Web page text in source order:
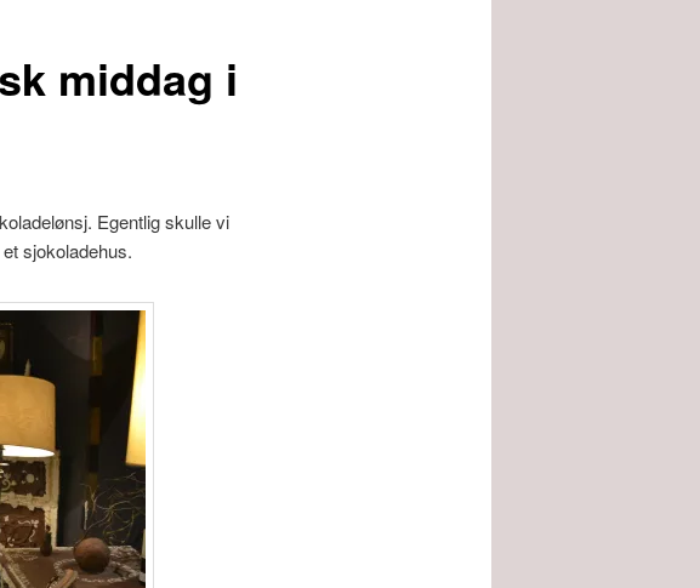
middag i
Egentlig skulle vi
sjokoladehus.